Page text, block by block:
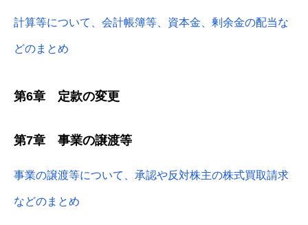
計算等について、会計帳簿等、資本金、剰余金の配当な
どのまとめ
第6章 定款の変更
第7章 事業の譲渡等
事業の譲渡等について、承認や反対株主の株式買取請求
などのまとめ